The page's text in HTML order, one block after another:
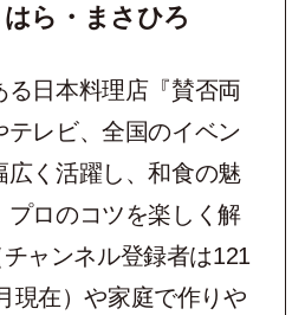
ら・まさひろ
る日本料理店『賛否両
テレビ、全国のイベン
広く活躍し、和食の魅
プロのコツを楽しく解
ャンネル登録者は121
現在）や家庭で作りや